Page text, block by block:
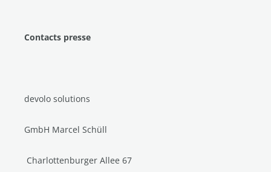
Contacts presse
devolo solutions
GmbH Marcel Schüll
Charlottenburger Allee 67